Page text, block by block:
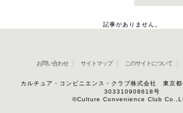
記事がありません。
お問い合わせ サイトマップ このサイトについて
カルチュア・コンビニエンス・クラブ株式会社 東京
303310908618号
©Culture Convenience Club